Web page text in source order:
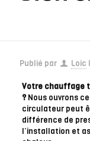
Publié par Loic
Votre chauffage
?Nous ouvrons
circulateur peut
différence de
l’installation et